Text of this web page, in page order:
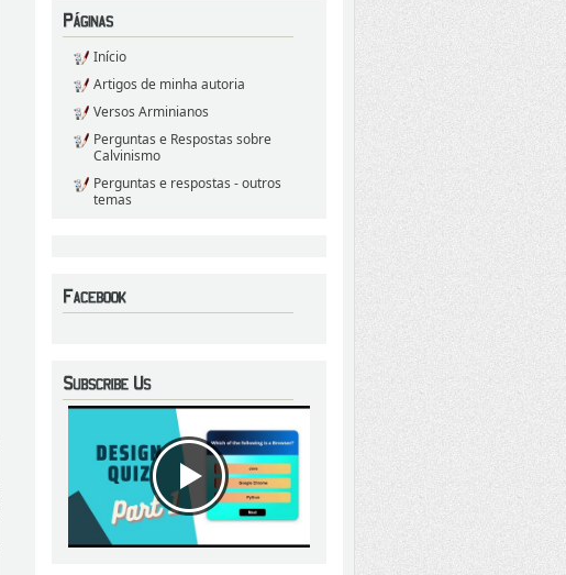
Início
Artigos de minha autoria
Versos Arminianos
Perguntas e Respostas sobre
Calvinismo
Perguntas e respostas - outros
temas